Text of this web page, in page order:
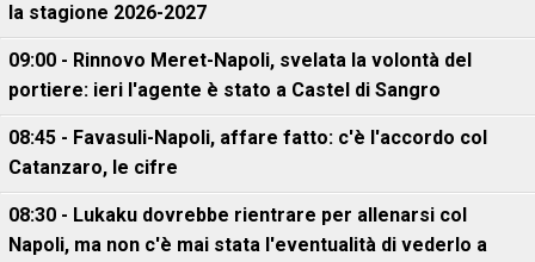
la stagione 2026-2027
09:00 - Rinnovo Meret-Napoli, svelata la volontà del
portiere: ieri l'agente è stato a Castel di Sangro
08:45 - Favasuli-Napoli, affare fatto: c'è l'accordo col
Catanzaro, le cifre
08:30 - Lukaku dovrebbe rientrare per allenarsi col
Napoli, ma non c'è mai stata l'eventualità di vederlo a